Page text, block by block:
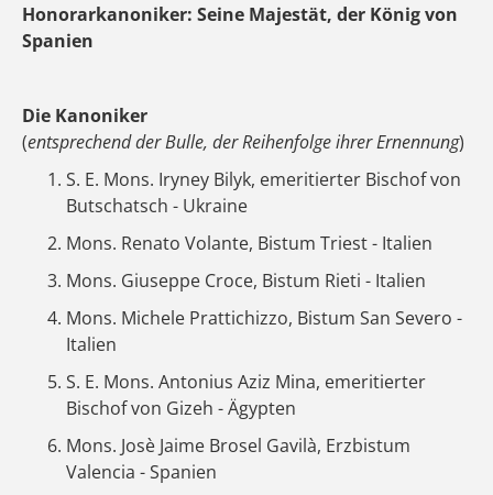
Honorarkanoniker: Seine Majestät, der König von
Spanien
Die Kanoniker
(entsprechend der Bulle, der Reihenfolge ihrer Ernennung)
S. E. Mons. Iryney Bilyk, emeritierter Bischof von
Butschatsch - Ukraine
Mons. Renato Volante, Bistum Triest - Italien
Mons. Giuseppe Croce, Bistum Rieti - Italien
Mons. Michele Prattichizzo, Bistum San Severo -
Italien
S. E. Mons. Antonius Aziz Mina, emeritierter
Bischof von Gizeh - Ägypten
Mons. Josè Jaime Brosel Gavilà, Erzbistum
Valencia - Spanien